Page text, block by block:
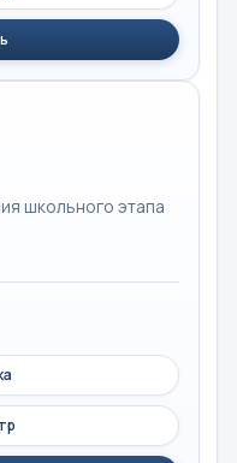
школьного этапа